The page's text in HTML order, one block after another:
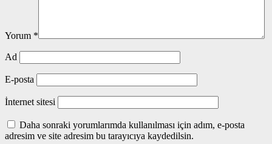
Yorum *
Ad
E-posta
İnternet sitesi
Daha sonraki yorumlarımda kullanılması için adım, e-posta
adresim ve site adresim bu tarayıcıya kaydedilsin.